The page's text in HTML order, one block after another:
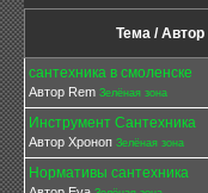
Тема / Автор
сантехника в смоленске
Автор Rem Зелёная зона
Инструмент Сантехника
Автор Хроноп Зелёная зона
Нормативы сантехника